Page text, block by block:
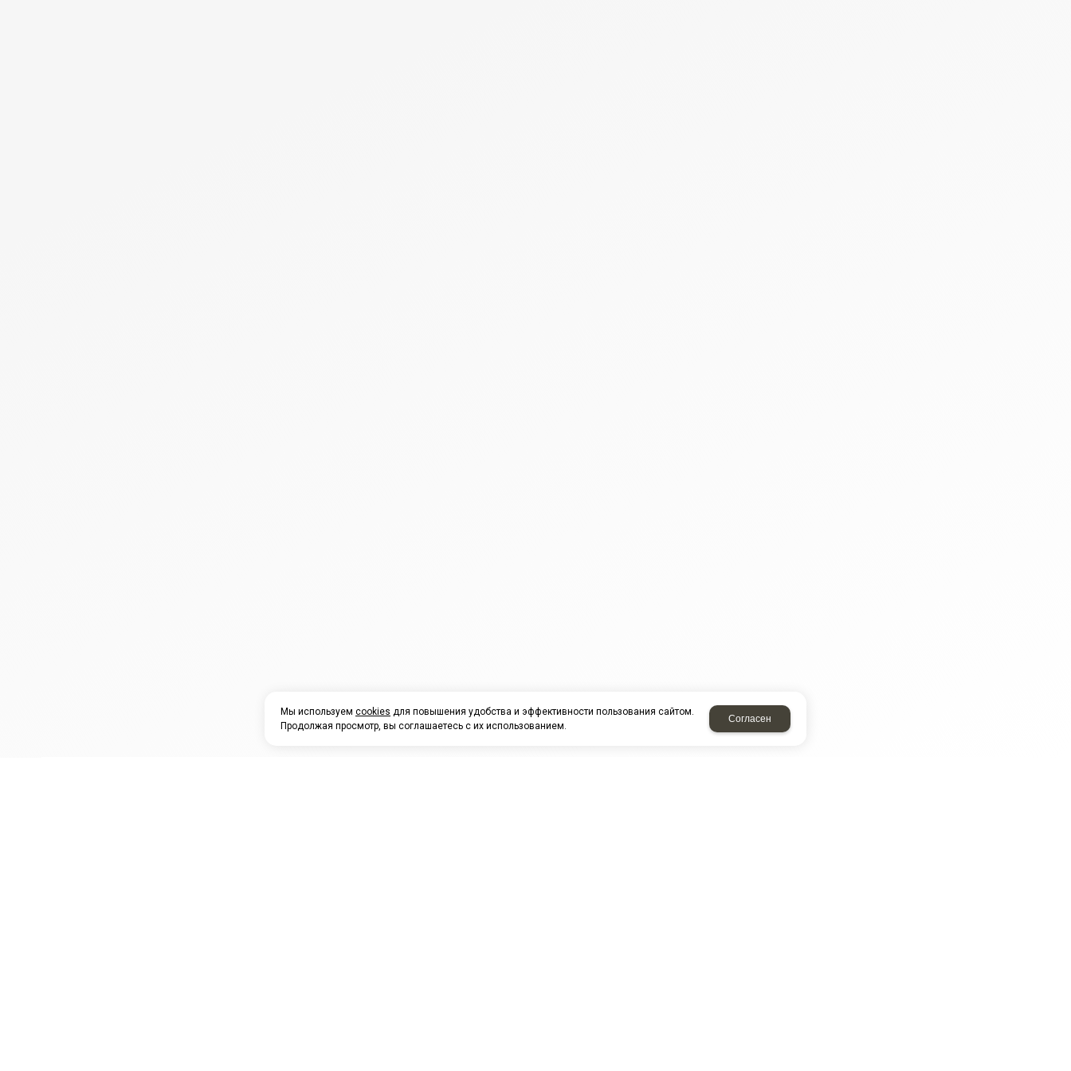
Мы используем cookies для повышения удобства и эффективности пользования сайтом.
Продолжая просмотр, вы соглашаетесь с их использованием.
Согласен